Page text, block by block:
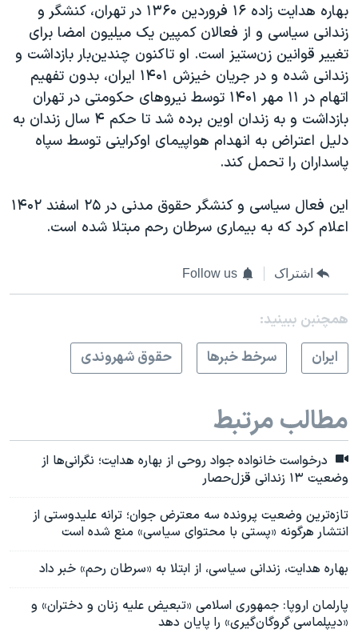
بهاره هدایت زاده ۱۶ فروردین ۱۳۶۰ در تهران، کنشگر و
زندانی سیاسی و از فعالان کمپین یک میلیون امضا برای
تغییر قوانین زن‌ستیز است. او تاکنون چندین‌بار بازداشت و
زندانی شده‌ و در جریان خیزش ۱۴۰۱ ایران، بدون تفهیم
اتهام در ۱۱ مهر ۱۴۰۱ توسط نیروهای حکومتی در تهران
بازداشت و به زندان اوین برده شد تا حکم ۴ سال زندان به
دلیل اعتراض به انهدام هواپیمای اوکراینی توسط سپاه
پاسداران را تحمل کند.
این فعال سیاسی و کنشگر حقوق مدنی در ۲۵ اسفند ۱۴۰۲
اعلام کرد که به بیماری سرطان رحم مبتلا شده‌ است.
اشتراک Follow us
همچنبن ببینید:
ايران
سرخط خبرها حقوق شهروندی
مطالب مرتبط
درخواست خانواده جواد روحی از بهاره هدایت؛ نگرانی‌ها از
وضعیت ۱۳ زندانی قزل‌حصار
تازه‌ترین وضعیت پرونده سه معترض جوان؛ ترانه علیدوستی از
انتشار هرگونه «پستی با محتوای سیاسی» منع شده است
بهاره هدایت، زندانی سیاسی، از ابتلا به «سرطان رحم» خبر داد
پارلمان اروپا: جمهوری اسلامی «تبعیض علیه زنان و دختران» و
«دیپلماسی گروگان‌گیری» را پایان دهد